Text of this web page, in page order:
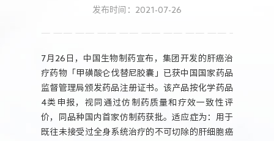
发布时间：2021-07-26
7月26日，中国生物制药宣布，集团开发的肝癌治
疗药物「甲磺酸仑伐替尼胶囊」已获中国国家药品
监督管理局颁发药品注册证书。该产品按化学药品
4类申报，视同通过仿制药质量和疗效一致性评
价，同品种国内首家仿制药获批。适应症为：用于
既往未接受过全身系统治疗的不可切除的肝细胞癌